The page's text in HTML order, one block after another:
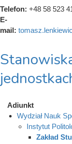
Telefon: +48 58 523
E-
mail:
Adiunkt
Wydział Nauk
Instytut
Zakład